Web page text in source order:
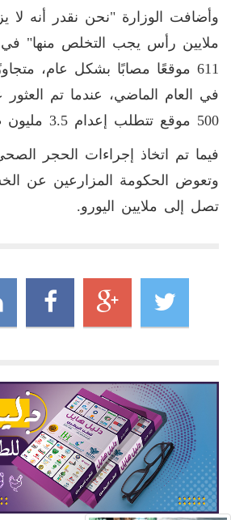
وأضافت الوزارة "نحن نقدر أنه لا
ملايين رأس يجب التخلص منها"
611 موقعًا مصابًا بشكل عام،
في العام الماضي، عندما تم
500 موقع تتطلب إعدام 3.5 مليون طائر.
فيما تم اتخاذ إجراءات الحجر
وتعوض الحكومة المزارعين عن
تصل إلى ملايين اليورو.